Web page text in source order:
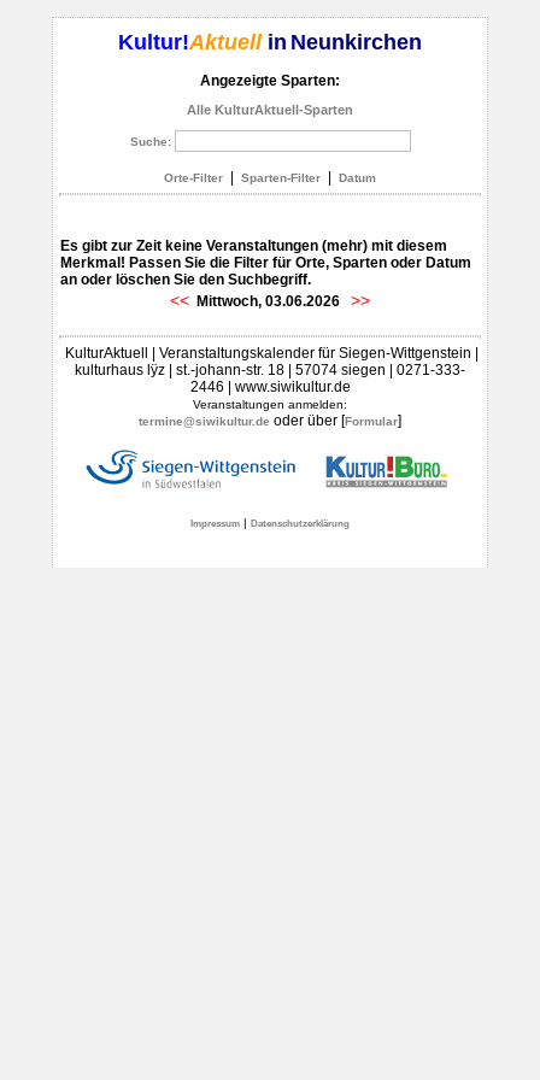
Kultur!Aktuellin Neunkirchen
Angezeigte Sparten:
Alle KulturAktuell-Sparten
Suche:
Orte-Filter Sparten-Filter Datum
Es gibt zur Zeit keine Veranstaltungen (mehr) mit diesem
Merkmal! Passen Sie die Filter für Orte, Sparten oder Datum
an oder löschen Sie den Suchbegriff.
<< Mittwoch, 03.06.2026 >>
KulturAktuell | Veranstaltungskalender für Siegen-Wittgenstein |
kulturhaus lÿz | st.-johann-str. 18 | 57074 siegen | 0271-333-
2446 | www.siwikultur.de
Veranstaltungen anmelden:
termine@siwikultur.de oder über [Formular]
Impressum | Datenschutzerklärung